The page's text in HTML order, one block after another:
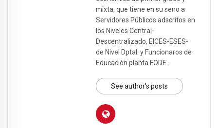
mixta, que tiene en su seno a
Servidores Públicos adscritos en
los Niveles Central-
Descentralizado, EICES-ESES-
de Nivel Dptal. y Funcionaros de
Educación planta FODE .
See author's posts